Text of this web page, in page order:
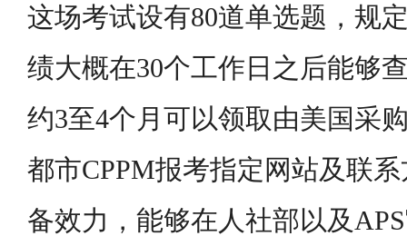
这场考试设有80道单选题，规
绩大概在30个工作日之后能够
约3至4个月可以领取由美国采
都市CPPM报考指定网站及联
备效力，能够在人社部以及